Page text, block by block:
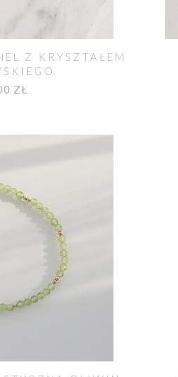
Z KRYSZTAŁEM
ZŁ